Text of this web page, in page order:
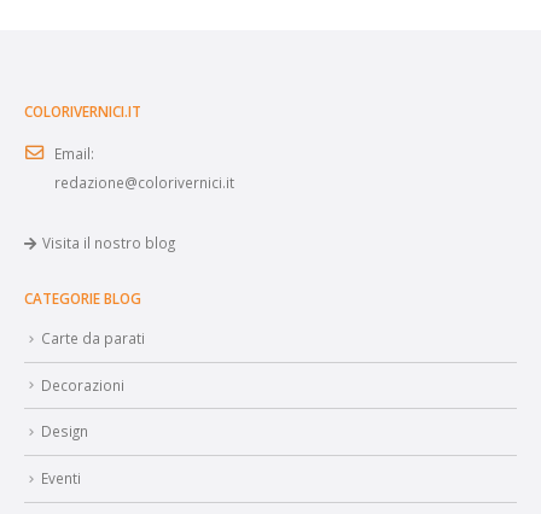
COLORIVERNICI.IT
Email:
redazione@colorivernici.it
Visita il nostro blog
CATEGORIE BLOG
Carte da parati
Decorazioni
Design
Eventi